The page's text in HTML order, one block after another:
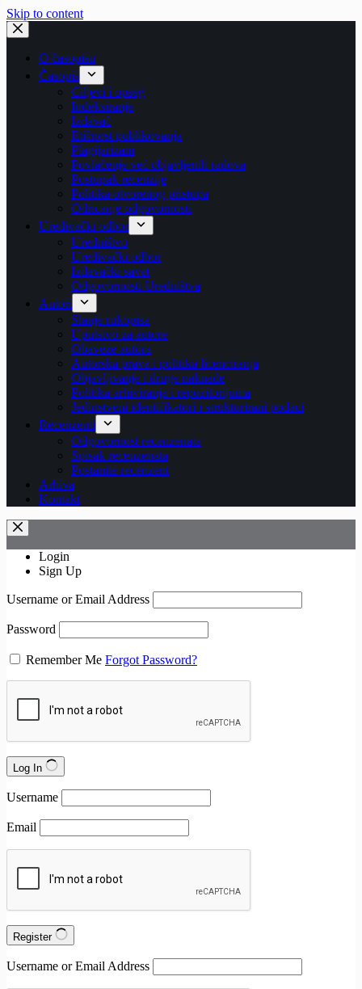
Skip to content
O časopisu
Časopis
Ciljevi i opseg
Indeksiranje
Izdavač
Etičnost publikovanja
Plagijarizam
Povlačenje već objavljenih radova
Postupak recenzije
Politika otvorenog pristupa
Odricanje odgovornosti
Uređivački odbor
Uredništvo
Uređivački odbor
Izdavački savet
Odgovornosti Uredništva
Autori
Slanje rukopisa
Uputstvo za autore
Obaveze autora
Autorska prava i politika licenciranja
Objavljivanje i druge naknade
Politika arhiviranja i repozitorijuma
Jedinstveni identifikatori i strukturirani podaci
Recenzenti
Odgovornost recenzenata
Spisak recenzenata
Postanite recenzent
Arhiva
Kontakt
Login
Sign Up
Username or Email Address
Password
Remember Me Forgot Password?
Log In
Username
Email
Register
Username or Email Address